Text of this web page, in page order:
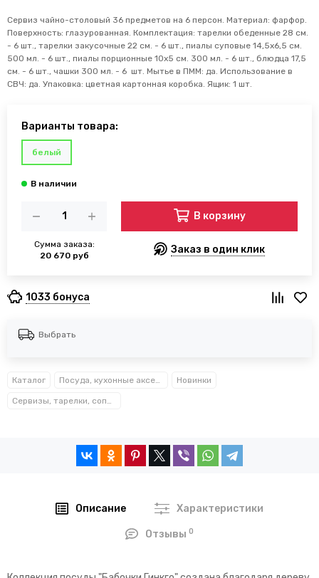
Сервиз чайно-столовый 36 предметов на 6 персон. Материал: фарфор.
Поверхность: глазурованная. Комплектация: тарелки обеденные 28 см.
- 6 шт., тарелки закусочные 22 см. - 6 шт., пиалы суповые 14,5х6,5 см.
500 мл. - 6 шт., пиалы порционные 10х5 см. 300 мл. - 6 шт., блюдца 17,5
см. - 6 шт., чашки 300 мл. - 6 шт. Мытье в ПММ: да. Использование в
СВЧ: да. Упаковка: цветная картонная коробка. Ящик: 1 шт.
Варианты товара:
белый
Сумма заказа:
20 670 руб
В корзину
Заказ в один клик
1033 бонуса
Выбрать
Каталог Посуда, кухонные аксессуары и принадлежности TM Kamille TM Ofenbach Новинки
Сервизы, тарелки, сопутствующие
Описание Характеристики
Отзывы0